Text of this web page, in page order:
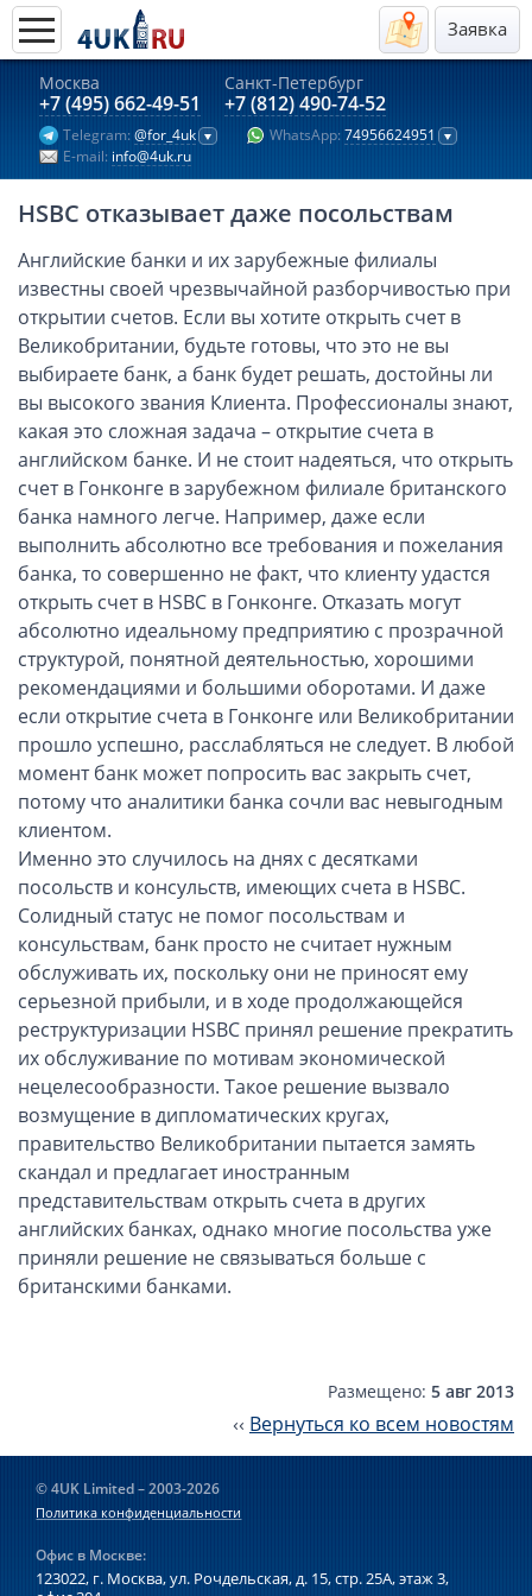
Заявка
Москва
+7 (495) 662-49-51
Санкт-Петербург
+7 (812) 490-74-52
Telegram: @for_4uk WhatsApp: 74956624951
E-mail: info@4uk.ru
Актуальные предложения 2026
Компании в Гонконге
Английские компании LTD
Киргизия (компания и счёт)
Компании в Китае
Kомпания в Канаде с лицензией MSB
Казахстан (компания и счёт)
Открытие счета в банках Казахстана
Платежная система Гонконга
Платежная система Великобритании
Платежная система Маврикия
Платежная система Казахстана
ОАЭ, Дубай (компания и счёт)
ОАЭ, Аджман (компания и счёт)
Оффшоры в Панаме
Оффшоры на Сейшелах
Турция (компания и счёт)
Счёт и карта в Турции для физлиц
Cчёт в Турции для компании
Счёт и карта в Киргизии для физлиц
Гражданство Вануату
Гражданство Сьерра-Леоне
Европейские и резидентные компании
Английские партнерства LLP
Ирландские компании LTD
Ирландские партнерства LP
Компании в Сингапуре
Компании на Кипре
Канадские компании LTD
Канадские партнерства LP
Компании в США (Флорида)
Оффшорные компании
Ликвидация зарубежных компаний
Открытие счёта
HSBC отказывает даже посольствам
Английские банки и их зарубежные филиалы
известны своей чрезвычайной разборчивостью при
открытии счетов. Если вы хотите открыть счет в
Великобритании, будьте готовы, что это не вы
выбираете банк, а банк будет решать, достойны ли
вы высокого звания Клиента. Профессионалы знают,
какая это сложная задача – открытие счета в
английском банке. И не стоит надеяться, что открыть
счет в Гонконге в зарубежном филиале британского
банка намного легче. Например, даже если
выполнить абсолютно все требования и пожелания
банка, то совершенно не факт, что клиенту удастся
открыть счет в HSBC в Гонконге. Отказать могут
абсолютно идеальному предприятию с прозрачной
структурой, понятной деятельностью, хорошими
рекомендациями и большими оборотами. И даже
если открытие счета в Гонконге или Великобритании
прошло успешно, расслабляться не следует. В любой
момент банк может попросить вас закрыть счет,
потому что аналитики банка сочли вас невыгодным
клиентом.
Именно это случилось на днях с десятками
посольств и консульств, имеющих счета в HSBC.
Солидный статус не помог посольствам и
консульствам, банк просто не считает нужным
обслуживать их, поскольку они не приносят ему
серьезной прибыли, и в ходе продолжающейся
реструктуризации HSBC принял решение прекратить
их обслуживание по мотивам экономической
нецелесообразности. Такое решение вызвало
возмущение в дипломатических кругах,
правительство Великобритании пытается замять
скандал и предлагает иностранным
представительствам открыть счета в других
английских банках, однако многие посольства уже
приняли решение не связываться больше с
британскими банками.
Размещено: 5 авг 2013
‹‹ Вернуться ко всем новостям
© 4UK Limited – 2003-2026
Политика конфиденциальности
Офис в Москве:
123022, г. Москва, ул. Рочдельская, д. 15, стр. 25А,этаж 3,